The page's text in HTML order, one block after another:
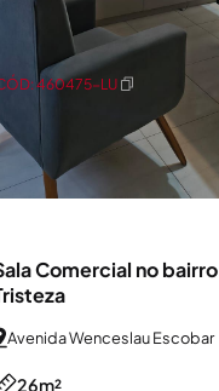
Comercial no bairro
Avenida Wenceslau Escobar
26m²
460475-LU